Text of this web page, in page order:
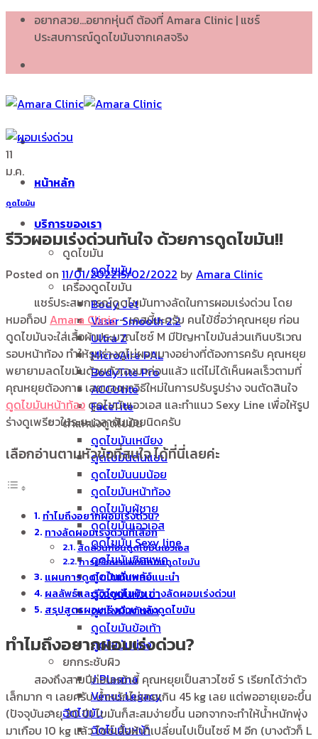
Skip อยากสวย...อยากหุ่นดี ต้องที่ Amara Clinic | แชร์
ประสบการณ์ดูดไขมันจากเคสจริง
หน้าหลัก
บริการของเรา
ดูดไขมัน
ดูดไขมัน
เครื่องดูดไขมัน
Body Jet
Vaser Smooth 2.2
Ultra Z
MicroAire PAL
BodyTite Pro
ACCUtite
FaceTite
ตำแหน่งดูดไขมัน
ดูดไขมันเหนียง
ดูดไขมันต้นแขน
ดูดไขมันนมน้อย
ดูดไขมันหน้าท้อง
ดูดไขมันผู้ชาย
ดูดไขมันเอวเอส
ดูดไขมัน Sexy line
ดูดไขมันซิกแพค
ดูดไขมันหลัง
ดูดไขมันหัวเข่า
ดูดไขมันต้นขา
ดูดไขมันข้อเท้า
ดูดไขมันน่อง
ยกกระชับผิว
J Plasma
Venus Legacy
ฉีดไขมัน
ฉีดไขมันหน้า
11
ม.ค.
ดูดไขมัน
รีวิวผอมเร่งด่วนทันใจ ด้วยการดูดไขมัน!!
Posted on 11/01/202215/02/2022 by Amara Clinic
แชร์ประสบการณ์ดูดไขมันทางลัดในการผอมเร่งด่วน โดย
หมอท็อป Amara Clinic– เคสนี้นะครับ คนไข้ชื่อว่าคุณหยุย ก่อน
ดูดไขมันจะใส่เสื้อผ้าประมาณไซซ์ M มีปัญหาไขมันส่วนเกินบริเวณ
รอบหน้าท้อง ทำให้รูปร่างดูไม่ผอมบางอย่างที่ต้องการครับ คุณหยุย
พยายามลดไขมันด้วยตัวเองมาก่อนแล้ว แต่ไม่ได้เห็นผลเร็วตามที่
คุณหยุยต้องการ เลยมองหาวิธีใหม่ในการปรับรูปร่าง จนตัดสินใจ
ดูดไขมันหน้าท้อง ดูดไขมันเอวเอส และทำแนว Sexy Line เพื่อให้รูป
ร่างดูเพรียวในระยะเวลาอันน้อยนิดครับ
เลือกอ่านตามหัวข้อที่สนใจ ได้ที่นี่เลยค่ะ
ทำไมถึงอยากผอมเร่งด่วน?
ทางลัดผอมเร่งด่วนที่เลือก
สัดส่วนก่อนดูดไขมันเอวเอส
การปรึกษาแพทย์ก่อนดูดไขมัน
แผนการดูดไขมันที่แพทย์แนะนำ
ผลลัพธ์และรีวิวดูดไขมัน ทางลัดผอมเร่งด่วน!
สรุปสูตรผอมเร่งด่วน หลังดูดไขมัน
ทำไมถึงอยากผอมเร่งด่วน?
สองถึงสามปีก่อนหน้านี้ คุณหยุยเป็นสาวไซซ์ S เรียกได้ว่าตัว
เล็กมาก ๆ เลยครับ น้ำหนักไม่เคยเกิน 45 kg เลย แต่พออายุเยอะขึ้น
(ปัจจุบันอายุ 30 ปี) ไขมันก็สะสมง่ายขึ้น นอกจากจะทำให้น้ำหนักพุ่ง
มาเกือบ 10 kg แล้ว ไซซ์เสื้อผ้าก็เปลี่ยนไปเป็นไซซ์ M อีก (บางตัวก็ L